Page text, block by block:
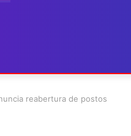
reabertura de postos